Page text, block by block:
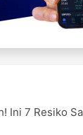
Ini 7 Resiko